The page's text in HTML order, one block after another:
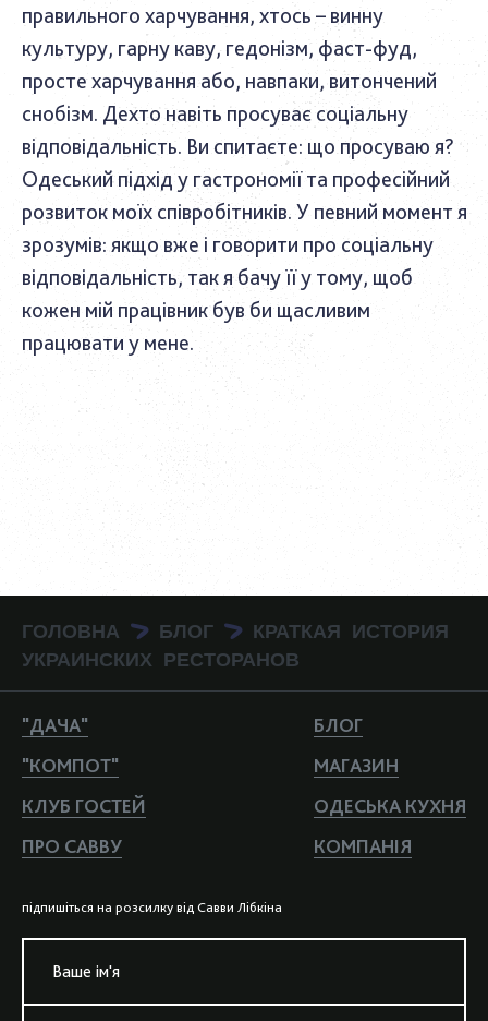
правильного харчування, хтось – винну
культуру, гарну каву, гедонізм, фаст-фуд,
просте харчування або, навпаки, витончений
снобізм. Дехто навіть просуває соціальну
відповідальність. Ви спитаєте: що просуваю я?
Одеський підхід у гастрономії та професійний
розвиток моїх співробітників. У певний момент я
зрозумів: якщо вже і говорити про соціальну
відповідальність, так я бачу її у тому, щоб
кожен мій працівник був би щасливим
працювати у мене.
ГОЛОВНА > БЛОГ > КРАТКАЯ ИСТОРИЯ
УКРАИНСКИХ РЕСТОРАНОВ
"ДАЧА"
"КОМПОТ"
КЛУБ ГОСТЕЙ
ПРО САВВУ
БЛОГ
МАГАЗИН
ОДЕСЬКА КУХНЯ
КОМПАНIЯ
пiдпишiться на розсилку вiд Савви Лiбкiна
Ваше iм'я